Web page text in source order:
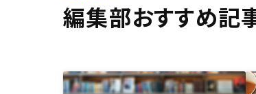
編集部おすすめ記